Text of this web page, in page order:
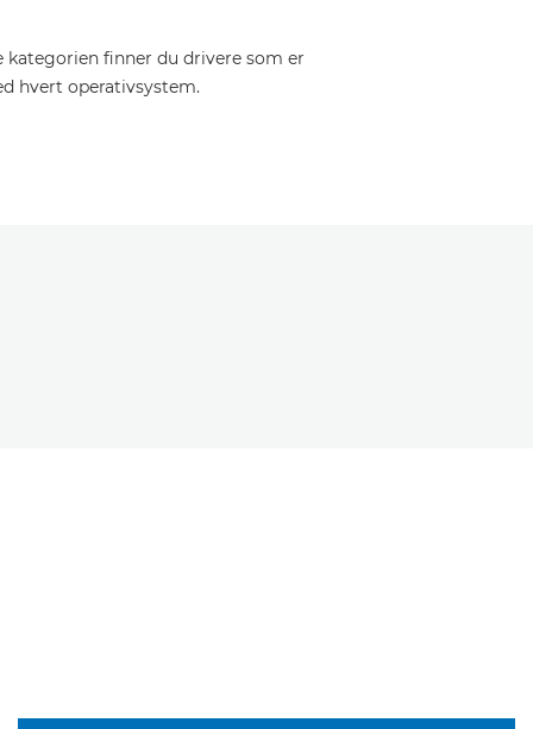
finner du drivere som er
hvert operativsystem.